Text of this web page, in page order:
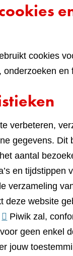
cookies
onderzoeken en
verbeteren,
gegevens. Dit
aantal
en tijdstippen
verzameling
deze website
(verwijst
naar
Piwik zal,
geen enkel
jouw